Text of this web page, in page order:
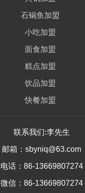
石锅鱼加盟
小吃加盟
面食加盟
糕点加盟
饮品加盟
快餐加盟
联系我们:李先生
邮箱：sbyniq@63.com
电话：86-13669807274
微信：86-13669807274